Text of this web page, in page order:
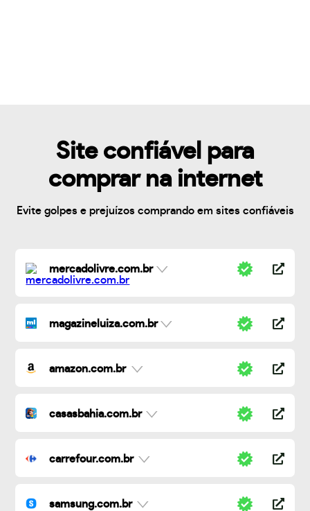
Site confiável para
comprar na internet
Evite golpes e prejuízos comprando em sites confiáveis
mercadolivre.com.br
magazineluiza.com.br
amazon.com.br
casasbahia.com.br
carrefour.com.br
samsung.com.br